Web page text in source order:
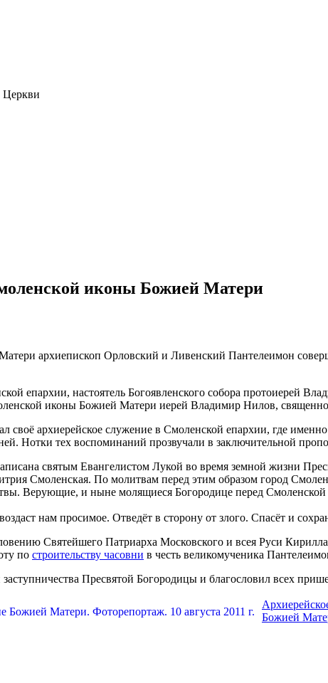
Церкви
иконы Божией Матери
архиепископ Орловский и Ливенский Пантелеимон
епархии, настоятель Богоявленского собора протоиерей
иконы Божией Матери иерей Владимир Нилов,
своё архиерейское служение в Смоленской епархии, где
Нотки тех воспоминаний прозвучали в заключительной
святым Евангелистом Лукой во время земной жизни
Смоленская. По молитвам перед этим образом город
Верующие, и ныне молящиеся Богородице перед Смоленской
нам просимое. Отведёт в сторону от злого. Спасёт и
Святейшего Патриарха Московского и всея Руси
по строительству часовни в честь великомученика
Пресвятой Богородицы и благословил всех
Божией